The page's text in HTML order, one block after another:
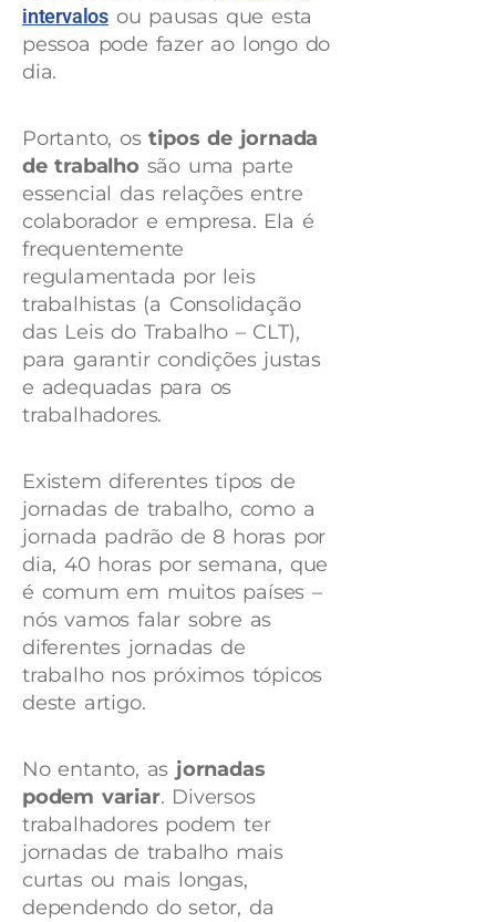
intervalos ou pausas que esta
pessoa pode fazer ao longo do
dia.
Portanto, ostipos de jornada
de trabalho são uma parte
essencial das relações entre
colaborador e empresa. Ela é
frequentemente
regulamentada por leis
trabalhistas (a Consolidação
das Leis do Trabalho – CLT),
para garantir condições justas
e adequadas para os
trabalhadores.
Existem diferentes tipos de
jornadas de trabalho, como a
jornada padrão de 8 horas por
dia, 40 horas por semana, que
é comum em muitos países –
nós vamos falar sobre as
diferentes jornadas de
trabalho nos próximos tópicos
deste artigo.
No entanto, as jornadas
podem variar. Diversos
trabalhadores podem ter
jornadas de trabalho mais
curtas ou mais longas,
dependendo do setor, da